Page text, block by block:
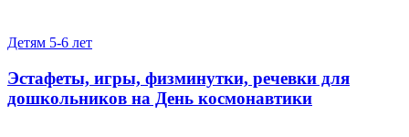
Детям 5-6 лет
Эстафеты, игры, физминутки, речевки для
дошкольников на День космонавтики